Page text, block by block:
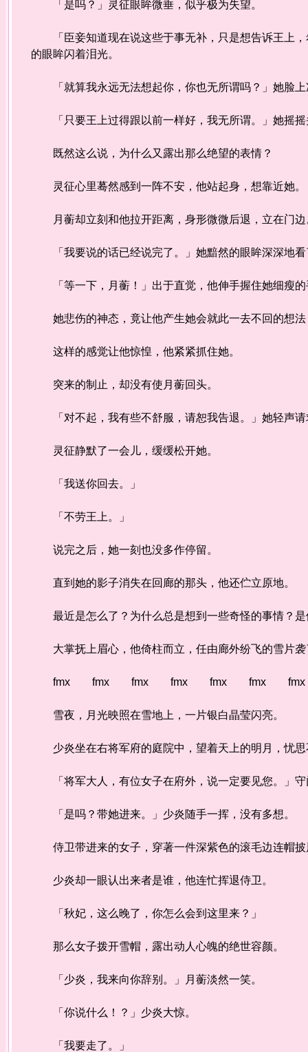
「是吗？」灵征眼眸微垂，似乎极为失望。
「臣妾知道现在说这些于事无补，只是想告诉王上，
的眼眸闪着泪光。
「就算我永远无法想起你，你也无所谓吗？」她脸上
「只要王上过得跟以前一样好，我无所谓。」她摇摇
既然这么说，为什么又露出那么绝望的表情？
灵征心里蓦然感到一阵不安，他站起身，想靠近她。
月蘅却立刻和他拉开距离，身形微微后退，立在门边
「我要说的话已经说完了。」她黯然的眼眸深深地看
「等一下，月蘅！」出于直觉，他伸手握住她细瘦的
她悲伤的神态，竟让他产生她会就此一去不回的想法
这样的感觉让他惊惶，他紧紧抓住她。
突来的制止，却没有使月蘅回头。
「对不起，我有些不舒服，请恕我告退。」她轻声请
灵征静默了一会儿，缓缓松开她。
「我送你回去。」
「不劳王上。」
说完之后，她一刻也没多作停留。
直到她的影子消失在回廊的那头，他还伫立原地。
最近是怎么了？为什么总是想到一些奇怪的事情？是
大掌抚上眉心，他倚柱而立，任由廊外纷飞的雪片袭
fmx fmx fmx fmx fmx fmx
雪夜，月光映照在雪地上，一片银白晶莹闪亮。
少炎坐在右将军府的庭院中，望着天上的明月，忧思
「将军大人，有位女子在府外，说一定要见您。」守
「是吗？带她进来。」少炎随手一挥，没有多想。
侍卫带进来的女子，穿著一件深紫色的滚毛边连帽披
少炎却一眼认出来者是谁，他连忙挥退侍卫。
「秋妃，这么晚了，你怎么会到这里来？」
那么女子拨开雪帽，露出动人心魄的绝世容颜。
「少炎，我来向你辞别。」月蘅淡然一笑。
「你说什么！？」少炎大惊。
「我要走了。」